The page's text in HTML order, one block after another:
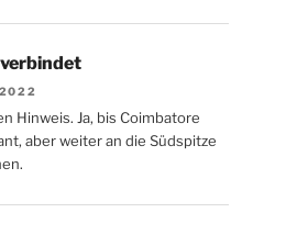
Hinweis. Ja, bis Coimbatore
aber weiter an die Südspitze